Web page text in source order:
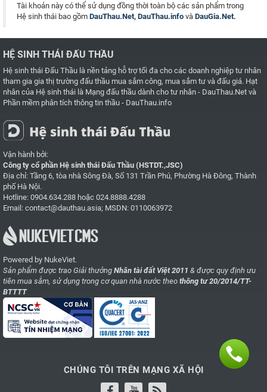
Tài khoản này có thể sử dụng đồng thời toàn bộ các sản phẩm trong
Hệ sinh thái bao gồm DauThau.Net, DauThau.info và DauGia.Net.
HỆ SINH THÁI ĐẤU THẦU
Hệ sinh thái Đấu Thầu là nền tảng hỗ trợ tối đa cho các doanh nghiệp tư nhân
tham gia gia thị trường đấu thầu mua sắm công, mua sắm tư và đấu giá. Hạt
nhân của Hệ sinh thái là Mạng đấu thầu dành cho tư nhân - DauThau.Net và
Phần mềm phân tích thông tin thầu - DauThau.info
Vận hành bởi:
Công ty cổ phần Hệ sinh thái Đấu Thầu (HSTDT.,JSC)
Địa chỉ: Tầng 6, tòa nhà Sông Đà, Số 131 Trần Phú, Phường Hà Đông, Thành
phố Hà Nội.
Hotline: 0904.634.288 hoặc 024.8888.4288
Email: contact@dauthau.asia; MSDN: 0110063972
Powered by NukeViet.
Sản phẩm được trao Giải thưởng Nhân tài đất Việt 2011 & được quy định ưu
tiên mua sắm, sử dụng trong cơ quan nhà nước theo thông tư 20/2014/TT-
BTTTT
CHÚNG TÔI TRÊN MẠNG XÃ HỘI